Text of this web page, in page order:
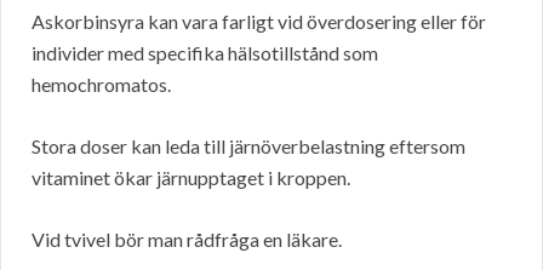
Askorbinsyra kan vara farligt vid överdosering eller för
individer med specifika hälsotillstånd som
hemochromatos.
Stora doser kan leda till järnöverbelastning eftersom
vitaminet ökar järnupptaget i kroppen.
Vid tvivel bör man rådfråga en läkare.